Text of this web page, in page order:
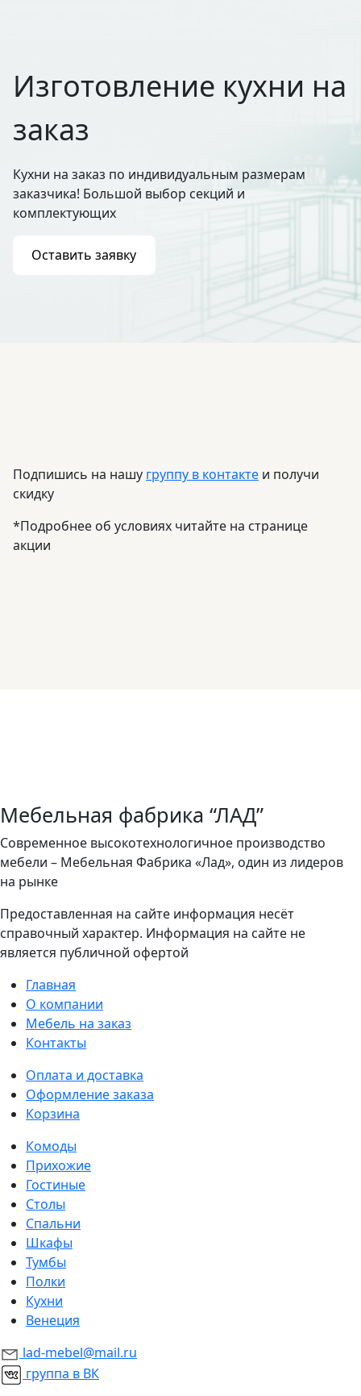
Изготовление кухни на
заказ
Кухни на заказ по индивидуальным размерам
заказчика! Большой выбор секций и
комплектующих
Оставить заявку
Подпишись на нашу группу в контакте и получи
скидку
*Подробнее об условиях читайте на странице
акции
Мебельная фабрика “ЛАД”
Современное высокотехнологичное производство
мебели – Мебельная Фабрика «Лад», один из лидеров
на рынке
Предоставленная на сайте информация несёт
справочный характер. Информация на сайте не
является публичной офертой
Главная
О компании
Мебель на заказ
Контакты
Оплата и доставка
Оформление заказа
Корзина
Комоды
Прихожие
Гостиные
Столы
Спальни
Шкафы
Тумбы
Полки
Кухни
Венеция
lad-mebel@mail.ru
группа в ВК